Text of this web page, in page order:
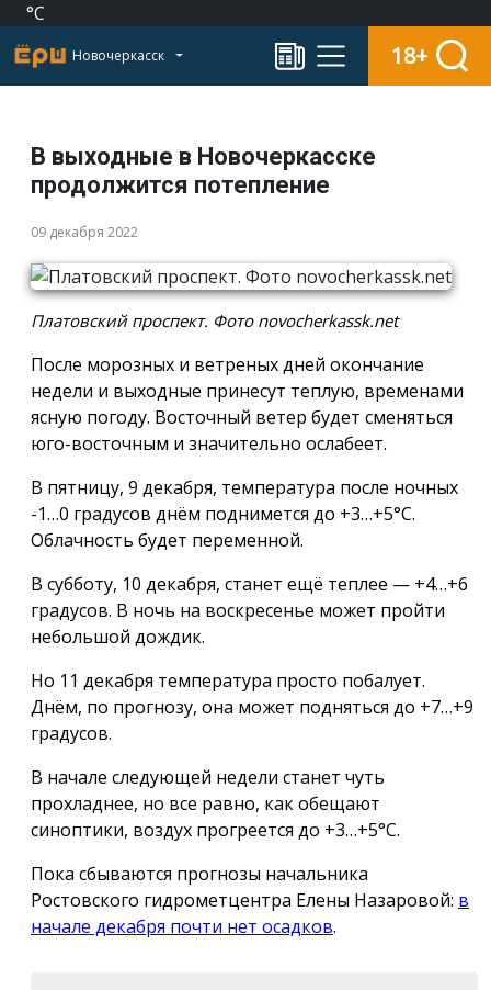
°C
Новочеркасск 18+
В выходные в Новочеркасске
продолжится потепление
09 декабря 2022
Платовский проспект. Фото novocherkassk.net
После морозных и ветреных дней окончание
недели и выходные принесут теплую, временами
ясную погоду. Восточный ветер будет сменяться
юго-восточным и значительно ослабеет.
В пятницу, 9 декабря, температура после ночных
-1…0 градусов днём поднимется до +3…+5°С.
Облачность будет переменной.
В субботу, 10 декабря, станет ещё теплее — +4…+6
градусов. В ночь на воскресенье может пройти
небольшой дождик.
Но 11 декабря температура просто побалует.
Днём, по прогнозу, она может подняться до +7…+9
градусов.
В начале следующей недели станет чуть
прохладнее, но все равно, как обещают
синоптики, воздух прогреется до +3…+5°С.
Пока сбываются прогнозы начальника
Ростовского гидрометцентра Елены Назаровой: в
начале декабря почти нет осадков.